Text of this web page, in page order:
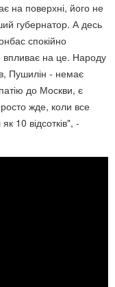
на поверхні, його не
губернатор. А десь
спокійно
впливає на це. Народу
Пушилін - немає
до Москви, є
жде, коли все
10 відсотків", -